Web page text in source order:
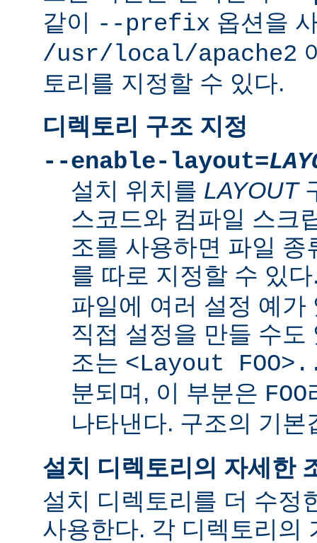
같이
--prefix 옵션을
/usr/local/apache2
토리를 지정할 수 있다.
디렉토리 구조 지정
--enable-layout=
설치 위치를 LAYOUT
스코드와 컴파일 스크
조를 사용하면 파일
를 따로 지정할 수 있
파일에 여러 설정 예가
직접 설정을 만들 수도
조는 <Layout
분되며, 이 부분은 FOO
나타낸다. 구조의 기
설치 디렉토리의 자세한
설치 디렉토리를 더 수정
사용한다. 각 디렉토리의